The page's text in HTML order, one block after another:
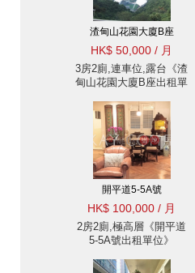
渣甸山花園大廈B座
HK$ 50,000 / 月
3房2廁,連車位,露台《渣
甸山花園大廈B座出租單
開平道5-5A號
HK$ 100,000 / 月
2房2廁,極高層《開平道
5-5A號出租單位》